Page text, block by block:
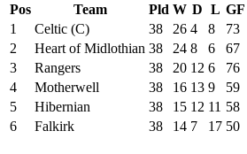
Pos
Team Pld W D L GF
1
Celtic (C) 38 26 4 8 73
2
Heart of Midlothian 38 24 8 6 67
3
Rangers 38 20 12 6 76
4
Motherwell 38 16 13 9 59
5
Hibernian 38 15 12 11 58
6
Falkirk 38 14 7 17 50